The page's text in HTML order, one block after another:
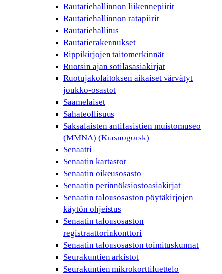
Rautatiehallinnon liikennepiirit
Rautatiehallinnon ratapiirit
Rautatiehallitus
Rautatierakennukset
Rippikirjojen taitomerkinnät
Ruotsin ajan sotilasasiakirjat
Ruotujakolaitoksen aikaiset värvätyt
joukko-osastot
Saamelaiset
Sahateollisuus
Saksalaisten antifasistien muistomuseo
(MMNA) (Krasnogorsk)
Senaatti
Senaatin kartastot
Senaatin oikeusosasto
Senaatin perinnöksiostoasiakirjat
Senaatin talousosaston pöytäkirjojen
käytön ohjeistus
Senaatin talousosaston
registraattorinkonttori
Senaatin talousosaston toimituskunnat
Seurakuntien arkistot
Seurakuntien mikrokorttiluettelo